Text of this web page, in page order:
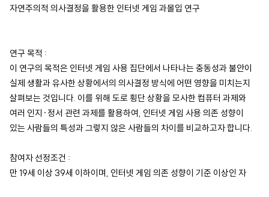
자연주의적 의사결정을 활용한 인터넷 게임 과몰입 연구
연구 목적 :
이 연구의 목적은 인터넷 게임 사용 집단에서 나타나는 충동성과 불안이
실제 생활과 유사한 상황에서의 의사결정 방식에 어떤 영향을 미치는지
살펴보는 것입니다. 이를 위해 도로 횡단 상황을 모사한 컴퓨터 과제와
여러 인지·정서 관련 과제를 활용하여, 인터넷 게임 사용 의존 성향이
있는 사람들의 특성과 그렇지 않은 사람들의 차이를 비교하고자 합니다.
참여자 선정조건 :
만 19세 이상 39세 이하이며, 인터넷 게임 의존 성향이 기준 이상인 자